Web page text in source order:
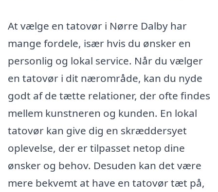
At vælge en tatovør i Nørre Dalby har
mange fordele, især hvis du ønsker en
personlig og lokal service. Når du vælger
en tatovør i dit nærområde, kan du nyde
godt af de tætte relationer, der ofte findes
mellem kunstneren og kunden. En lokal
tatovør kan give dig en skræddersyet
oplevelse, der er tilpasset netop dine
ønsker og behov. Desuden kan det være
mere bekvemt at have en tatovør tæt på,